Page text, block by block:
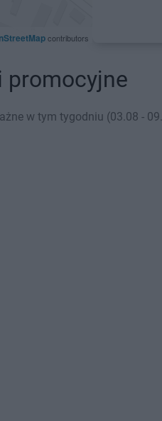
contributors
promocyjne
w tym tygodniu (03.08 -